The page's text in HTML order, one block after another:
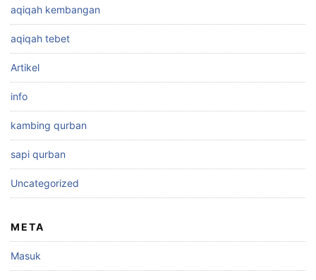
aqiqah kembangan
aqiqah tebet
Artikel
info
kambing qurban
sapi qurban
Uncategorized
META
Masuk